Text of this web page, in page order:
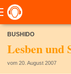
BUSHIDO
Lesben und
vom 20. August 2007